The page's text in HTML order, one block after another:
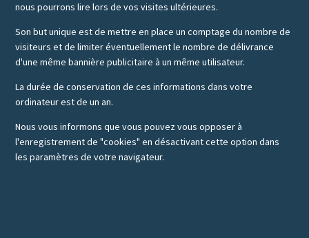
nous pourrons lire lors de vos visites ultérieures.
Son but unique est de mettre en place un comptage du nombre de
visiteurs et de limiter éventuellement le nombre de délivrance
d'une même bannière publicitaire à un même utilisateur.
La durée de conservation de ces informations dans votre
ordinateur est de un an.
Nous vous informons que vous pouvez vous opposer à
l'enregistrement de "cookies" en désactivant cette option dans
les paramètres de votre navigateur.